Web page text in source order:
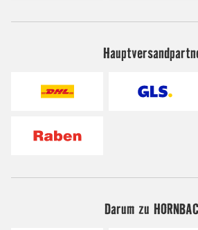
Darum zu